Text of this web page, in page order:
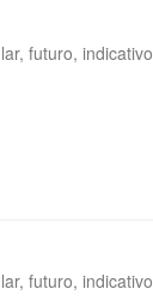
futuro, indicativo
futuro, indicativo